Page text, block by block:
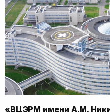
«ВЦЭРМ имени А.М.